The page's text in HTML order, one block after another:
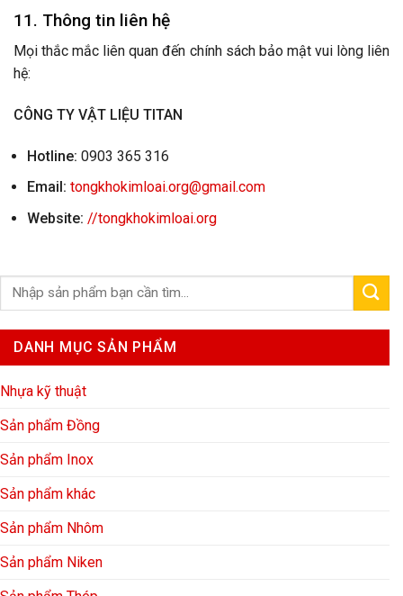
11. Thông tin liên hệ
Mọi thắc mắc liên quan đến chính sách bảo mật vui lòng liên
hệ:
CÔNG TY VẬT LIỆU TITAN
Hotline: 0903 365 316
Email: tongkhokimloai.org@gmail.com
Website: //tongkhokimloai.org
DANH MỤC SẢN PHẨM
Nhựa kỹ thuật
Sản phẩm Đồng
Sản phẩm Inox
Sản phẩm khác
Sản phẩm Nhôm
Sản phẩm Niken